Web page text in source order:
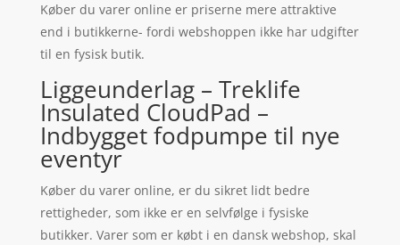
Køber du varer online er priserne mere attraktive
end i butikkerne- fordi webshoppen ikke har udgifter
til en fysisk butik.
Liggeunderlag – Treklife
Insulated CloudPad –
Indbygget fodpumpe til nye
eventyr
Køber du varer online, er du sikret lidt bedre
rettigheder, som ikke er en selvfølge i fysiske
butikker. Varer som er købt i en dansk webshop, skal